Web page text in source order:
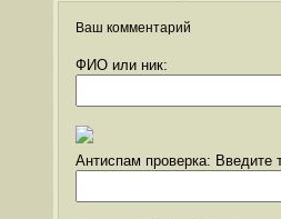
Ваш комментарий
ФИО или ник:
Антиспам проверка: Введите